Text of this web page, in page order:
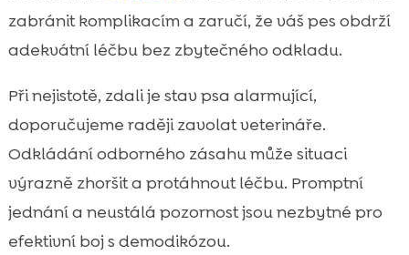
zabránit komplikacím a zaručí, že váš pes obdrží
adekvátní léčbu bez zbytečného odkladu.
Při nejistotě, zdali je stav psa alarmující,
doporučujeme raději zavolat veterináře.
Odkládání odborného zásahu může situaci
výrazně zhoršit a protáhnout léčbu. Promptní
jednání a neustálá pozornost jsou nezbytné pro
efektivní boj s demodikózou.